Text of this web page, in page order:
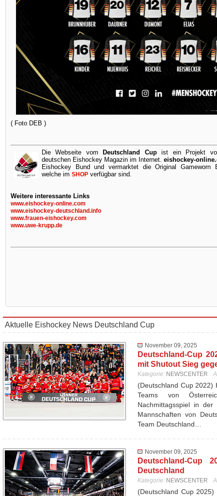
( Foto DEB )
Die Webseite vom Deutschland Cupist ein Projekt
deutschen Eishockey Magazin im Internet. eishockey-
Eishockey Bund und vermarktet die Original Gameworn
welche im SHOP verfügbar sind.
Weitere interessante Links
www.eishockey-online.com
www.eishockey-deutschland.info
www.frauen-eishockey.com
www.uwe-krupp.de
Aktuelle Eishockey News Deutschland Cup
November 09, 2025
Deutschland-Cup
mit Shutout Sieg
Kategorie: NEWSCENTER
(Deutschland Cup 2022)
Teams von
Nachmittagsspiel in
Mannschaften von
Team Deutschland…
November 09, 2025
Deutschland-Cup
Deutschland
Kategorie: NEWSCENTER
(Deutschland Cup